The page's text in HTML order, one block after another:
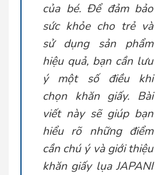
của bé. Để đảm bảo
sức khỏe cho trẻ và
sử dụng sản phẩm
hiệu quả, bạn cần lưu
ý một số điều khi
chọn khăn giấy. Bài
viết này sẽ giúp bạn
hiểu rõ những điểm
cần chú ý và giới thiệu
khăn giấy lụa JAPANI